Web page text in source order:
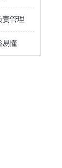
责管理
易懂